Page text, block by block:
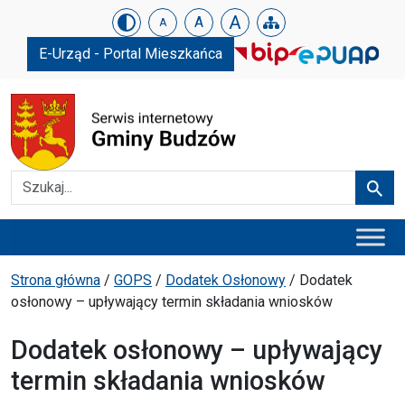
Urząd Gminy w Budzowie
Skip menu A A A
E-Urząd - Portal Mieszkańca
Szukaj
Ścieżka powrotu
Strona główna / GOPS / Dodatek Osłonowy / Dodatek
osłonowy – upływający termin składania wniosków
Dodatek osłonowy – upływający
termin składania wniosków